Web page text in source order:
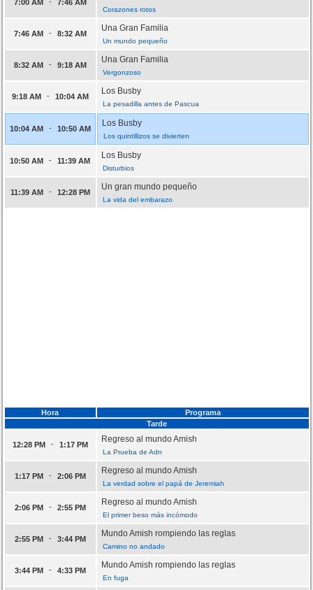
7:00 AM 7:46 AM
Corazones rotos
7:46 AM - 8:32 AM
Una Gran Familia
Un mundo pequeño
8:32 AM - 9:18 AM
Una Gran Familia
Vergonzoso
9:18 AM - 10:04 AM
Los Busby
La pesadilla antes de Pascua
10:04 AM - 10:50 AM
Los Busby
Los quintillizos se divierten
10:50 AM - 11:39 AM
Los Busby
Disturbios
11:39 AM - 12:28 PM
Un gran mundo pequeño
La vida del embarazo
Hora
Programa
Tarde
12:28 PM - 1:17 PM
Regreso al mundo Amish
La Prueba de Adn
1:17 PM - 2:06 PM
Regreso al mundo Amish
La verdad sobre el papá de Jeremiah
2:06 PM - 2:55 PM
Regreso al mundo Amish
El primer beso más incómodo
2:55 PM - 3:44 PM
Mundo Amish rompiendo las reglas
Camino no andado
3:44 PM - 4:33 PM
Mundo Amish rompiendo las reglas
En fuga